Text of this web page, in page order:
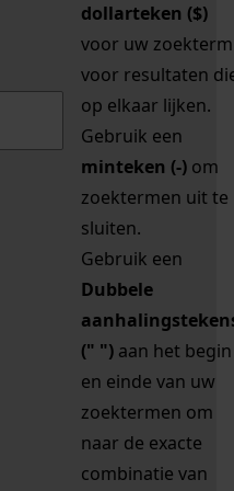
dollarteken ($)
voor uw zoekterm
voor resultaten
op elkaar lijken.
Gebruik een
minteken (-) om
zoektermen uit te
sluiten.
Gebruik een
Dubbele
(" ") aan het begin
en einde van uw
zoektermen om
naar de exacte
combinatie van